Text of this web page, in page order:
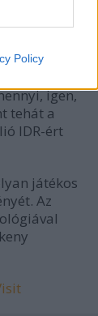
Policy
Ezen
igen,
tehát a
IDR-ért
játékos
Az